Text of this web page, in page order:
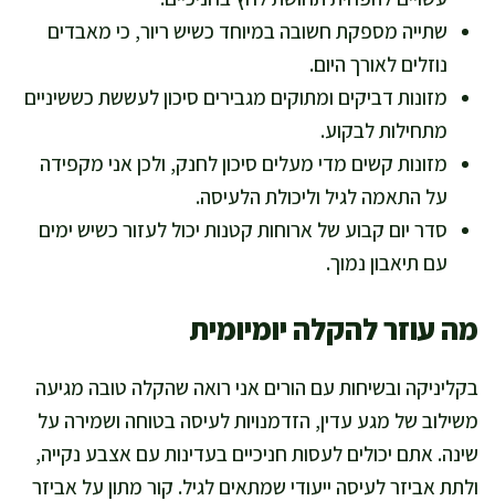
שתייה מספקת חשובה במיוחד כשיש ריור, כי מאבדים
נוזלים לאורך היום.
מזונות דביקים ומתוקים מגבירים סיכון לעששת כששיניים
מתחילות לבקוע.
מזונות קשים מדי מעלים סיכון לחנק, ולכן אני מקפידה
על התאמה לגיל וליכולת הלעיסה.
סדר יום קבוע של ארוחות קטנות יכול לעזור כשיש ימים
עם תיאבון נמוך.
מה עוזר להקלה יומיומית
בקליניקה ובשיחות עם הורים אני רואה שהקלה טובה מגיעה
משילוב של מגע עדין, הזדמנויות לעיסה בטוחה ושמירה על
שינה. אתם יכולים לעסות חניכיים בעדינות עם אצבע נקייה,
ולתת אביזר לעיסה ייעודי שמתאים לגיל. קור מתון על אביזר